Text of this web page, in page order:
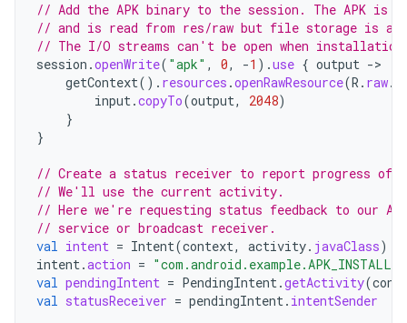
// Add the APK binary to the session. The APK is
// and is read from res/raw but file storage is a
// The I/O streams can't be open when
session .openWrite( "apk" , 0, -1 ).use { output -
getContext(). resources .openRawResource(R . raw.
input.copyTo(output, 2048)
}
}
// Create a status receiver to report progress
// We'll use the current activity.
// Here we're requesting status feedback to our
// service or broadcast receiver.
val intent = Intent(context, activity. javaClass)
intent.action =
val pendingIntent = PendingIntent.getActivity(
val statusReceiver = pendingIntent. intentSender